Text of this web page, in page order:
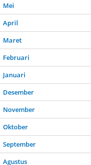
Mei
April
Maret
Februari
Januari
Desember
November
Oktober
September
Agustus